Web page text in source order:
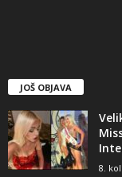
JOŠ OBJAVA
8.